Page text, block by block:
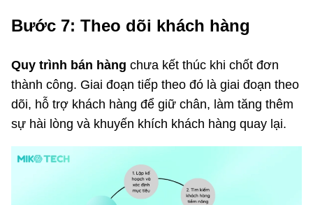
Bước 7: Theo dõi khách hàng
Quy trình bán hàng chưa kết thúc khi chốt đơn
thành công. Giai đoạn tiếp theo đó là giai đoạn theo
dõi, hỗ trợ khách hàng để giữ chân, làm tăng thêm
sự hài lòng và khuyến khích khách hàng quay lại.